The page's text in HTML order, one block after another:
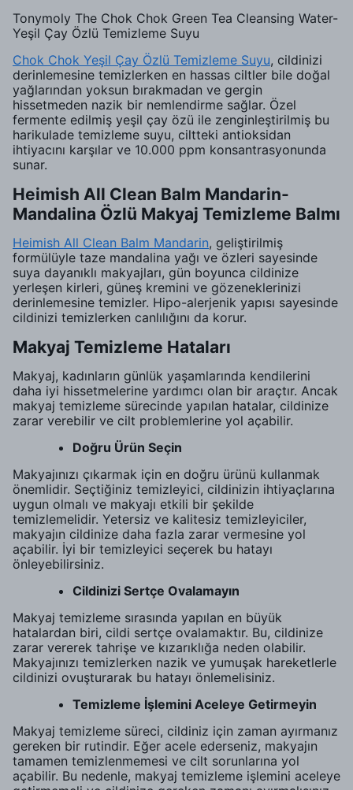
Tonymoly The Chok Chok Green Tea Cleansing Water-
Yeşil Çay Özlü Temizleme Suyu
Chok Chok Yeşil Çay Özlü Temizleme Suyu, cildinizi
derinlemesine temizlerken en hassas ciltler bile doğal
yağlarından yoksun bırakmadan ve gergin
hissetmeden nazik bir nemlendirme sağlar. Özel
fermente edilmiş yeşil çay özü ile zenginleştirilmiş bu
harikulade temizleme suyu, ciltteki antioksidan
ihtiyacını karşılar ve 10.000 ppm konsantrasyonunda
sunar.
Heimish All Clean Balm Mandarin-
Mandalina Özlü Makyaj Temizleme Balmı
Heimish All Clean Balm Mandarin, geliştirilmiş
formülüyle taze mandalina yağı ve özleri sayesinde
suya dayanıklı makyajları, gün boyunca cildinize
yerleşen kirleri, güneş kremini ve gözeneklerinizi
derinlemesine temizler. Hipo-alerjenik yapısı sayesinde
cildinizi temizlerken canlılığını da korur.
Makyaj Temizleme Hataları
Makyaj, kadınların günlük yaşamlarında kendilerini
daha iyi hissetmelerine yardımcı olan bir araçtır. Ancak
makyaj temizleme sürecinde yapılan hatalar, cildinize
zarar verebilir ve cilt problemlerine yol açabilir.
Doğru Ürün Seçin
Makyajınızı çıkarmak için en doğru ürünü kullanmak
önemlidir. Seçtiğiniz temizleyici, cildinizin ihtiyaçlarına
uygun olmalı ve makyajı etkili bir şekilde
temizlemelidir. Yetersiz ve kalitesiz temizleyiciler,
makyajın cildinize daha fazla zarar vermesine yol
açabilir. İyi bir temizleyici seçerek bu hatayı
önleyebilirsiniz.
Cildinizi Sertçe Ovalamayın
Makyaj temizleme sırasında yapılan en büyük
hatalardan biri, cildi sertçe ovalamaktır. Bu, cildinize
zarar vererek tahrişe ve kızarıklığa neden olabilir.
Makyajınızı temizlerken nazik ve yumuşak hareketlerle
cildinizi ovuşturarak bu hatayı önlemelisiniz.
Temizleme İşlemini Aceleye Getirmeyin
Makyaj temizleme süreci, cildiniz için zaman ayırmanız
gereken bir rutindir. Eğer acele ederseniz, makyajın
tamamen temizlenmemesi ve cilt sorunlarına yol
açabilir. Bu nedenle, makyaj temizleme işlemini aceleye